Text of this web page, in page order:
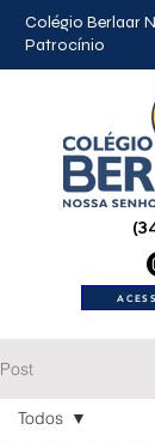
Colégio Berlaar
Patrocínio
Post
Todos